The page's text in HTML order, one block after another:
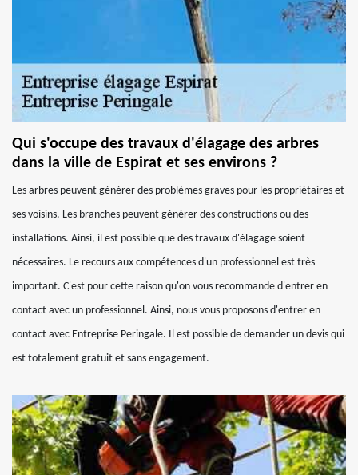
Qui s'occupe des travaux d'élagage des arbres
dans la ville de Espirat et ses environs ?
Les arbres peuvent générer des problèmes graves pour les propriétaires et
ses voisins. Les branches peuvent générer des constructions ou des
installations. Ainsi, il est possible que des travaux d'élagage soient
nécessaires. Le recours aux compétences d'un professionnel est très
important. C'est pour cette raison qu'on vous recommande d'entrer en
contact avec un professionnel. Ainsi, nous vous proposons d'entrer en
contact avec Entreprise Peringale. Il est possible de demander un devis qui
est totalement gratuit et sans engagement.